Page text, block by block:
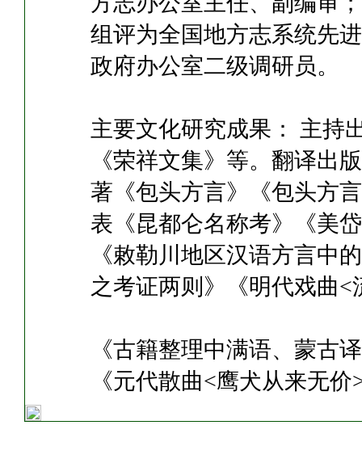
组评为全国地方志系统先
政府办公室二级调研员。
主要文化研究成果： 主持
《荣祥文集》等。翻译出
著《包头方言》《包头方
表《昆都仑名称考》《美
《敕勒川地区汉语方言中
之考证两则》《明代戏曲
《古籍整理中满语、蒙古
《元代散曲<鹰犬从来无